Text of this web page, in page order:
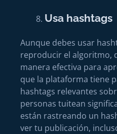
Usa hashtags
Aunque debes usar
reproducir el algoritmo,
manera efectiva para
que la plataforma tiene
hashtags relevantes
personas tuitean
están rastreando un
ver tu publicación,